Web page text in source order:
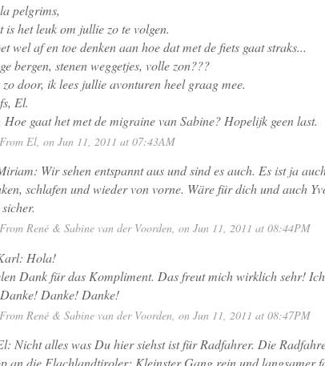
pelgrims,
is het leuk om jullie zo te volgen.
wel af en toe denken aan hoe dat met de fiets gaat straks...
bergen, stenen weggetjes, volle zon???
zo door, ik lees jullie avonturen heel graag mee.
El.
Hoe gaat het met de migraine van Sabine? Hopelijk geen last.
From El, on Jun 11, 2011 at 07:43AM
Wir sehen entspannt aus und sind es auch. Es ist ja
schlafen und wieder von vorne. Wäre für dich und auch
From René & Sabine van der Voorden, on Jun 11, 2011 at 08:44PM
Hola!
Dank für das Kompliment. Das freut mich wirklich sehr!
Danke! Danke!
From René & Sabine van der Voorden , on Jun 11, 2011 at 08:47PM
Nicht alles was Du hier siehst ist für Radfahrer. Die
an die Flachlandtiroler: Kleinster Gang rein und langsamer